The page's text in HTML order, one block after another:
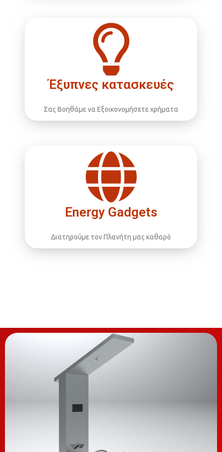
Έξυπνες κατασκευές
Σας Βοηθάμε να Εξοικονομήσετε χρήματα
Energy Gadgets
Διατηρούμε τον Πλανήτη μας καθαρό